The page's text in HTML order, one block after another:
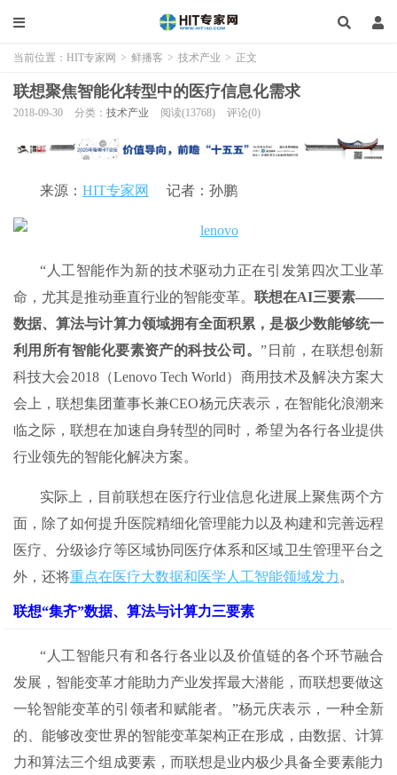
当前位置： HIT专家网 > 鲜播客 > 技术产业 > 正文
联想聚焦智能化转型中的医疗信息化需求
2018-09-30 分类： 技术产业 阅读(13768) 评论(0)
来源： HIT专家网 记者：孙鹏
“人工智能作为新的技术驱动力正在引发第四次工业革
命，尤其是推动垂直行业的智能变革。 联想在AI三要素——
数据、算法与计算力领域拥有全面积累，是极少数能够统一
利用所有智能化要素资产的科技公司。”日前，在联想创新
科技大会2018（Lenovo Tech World）商用技术及解决方案大
会上，联想集团董事长兼CEO杨元庆表示，在智能化浪潮来
临之际，联想在加速自身转型的同时，希望为各行各业提供
行业领先的智能化解决方案。
实际上，目前联想在医疗行业信息化进展上聚焦两个方
面，除了如何提升医院精细化管理能力以及构建和完善远程
医疗、分级诊疗等区域协同医疗体系和区域卫生管理平台之
外，还将重点在医疗大数据和医学人工智能领域发力。
联想“集齐”数据、算法与计算力三要素
“人工智能只有和各行各业以及价值链的各个环节融合
发展，智能变革才能助力产业发挥最大潜能，而联想要做这
一轮智能变革的引领者和赋能者。”杨元庆表示，一种全新
的、能够改变世界的智能变革架构正在形成，由数据、计算
力和算法三个组成要素，而联想是业内极少具备全要素能力